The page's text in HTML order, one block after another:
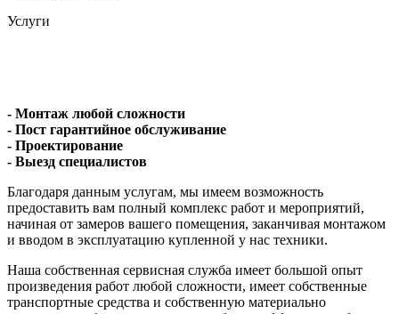
Услуги
- Монтаж любой сложности
- Пост гарантийное обслуживание
- Проектирование
- Выезд специалистов
Благодаря данным услугам, мы имеем возможность
предоставить вам полный комплекс работ и мероприятий,
начиная от замеров вашего помещения, заканчивая монтажом
и вводом в эксплуатацию купленной у нас техники.
Наша собственная сервисная служба имеет большой опыт
произведения работ любой сложности, имеет собственные
транспортные средства и собственную материально